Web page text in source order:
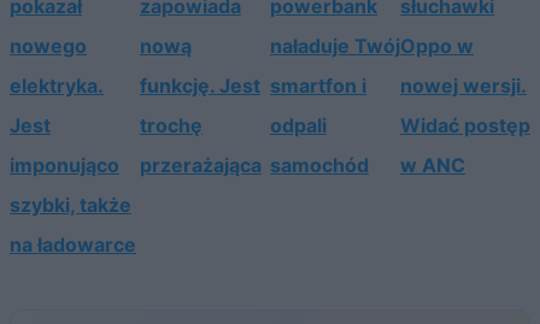
pokazał
nowego
elektryka.
Jest
imponująco
szybki, także
na ładowarce
zapowiada
nową
funkcję. Jest
trochę
przerażająca
powerbank
naładuje Twój
smartfon i
odpali
samochód
słuchawki
Oppo w
nowej wersji.
Widać postęp
w ANC